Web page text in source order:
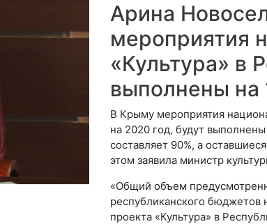
Арина
мероприятия
«Культура» в
выполнены на
В Крыму мероприятия
на 2020 год, будут
составляет 90%, а
этом заявила министр
«Общий объем
республиканского бюджетов
проекта «Культура» в